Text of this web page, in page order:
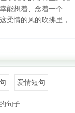
能想着、念着一个
柔情的风的吹拂里，
爱情短句
句子